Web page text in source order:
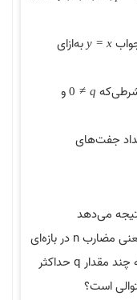
x
=
yبه‌ازای
q
≠
0 و
جفت‌های
می‌دهد
. یعنی مضارب n در بازه‌ای
به‌طول p قرار دارند. حال سؤال این است که چند مقدار q حداکثر